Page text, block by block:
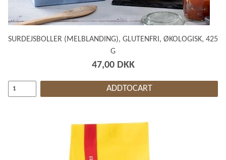
SURDEJSBOLLER (MELBLANDING), GLUTENFRI, ØKOLOGISK, 425
G
47,00 DKK
ADDTOCART